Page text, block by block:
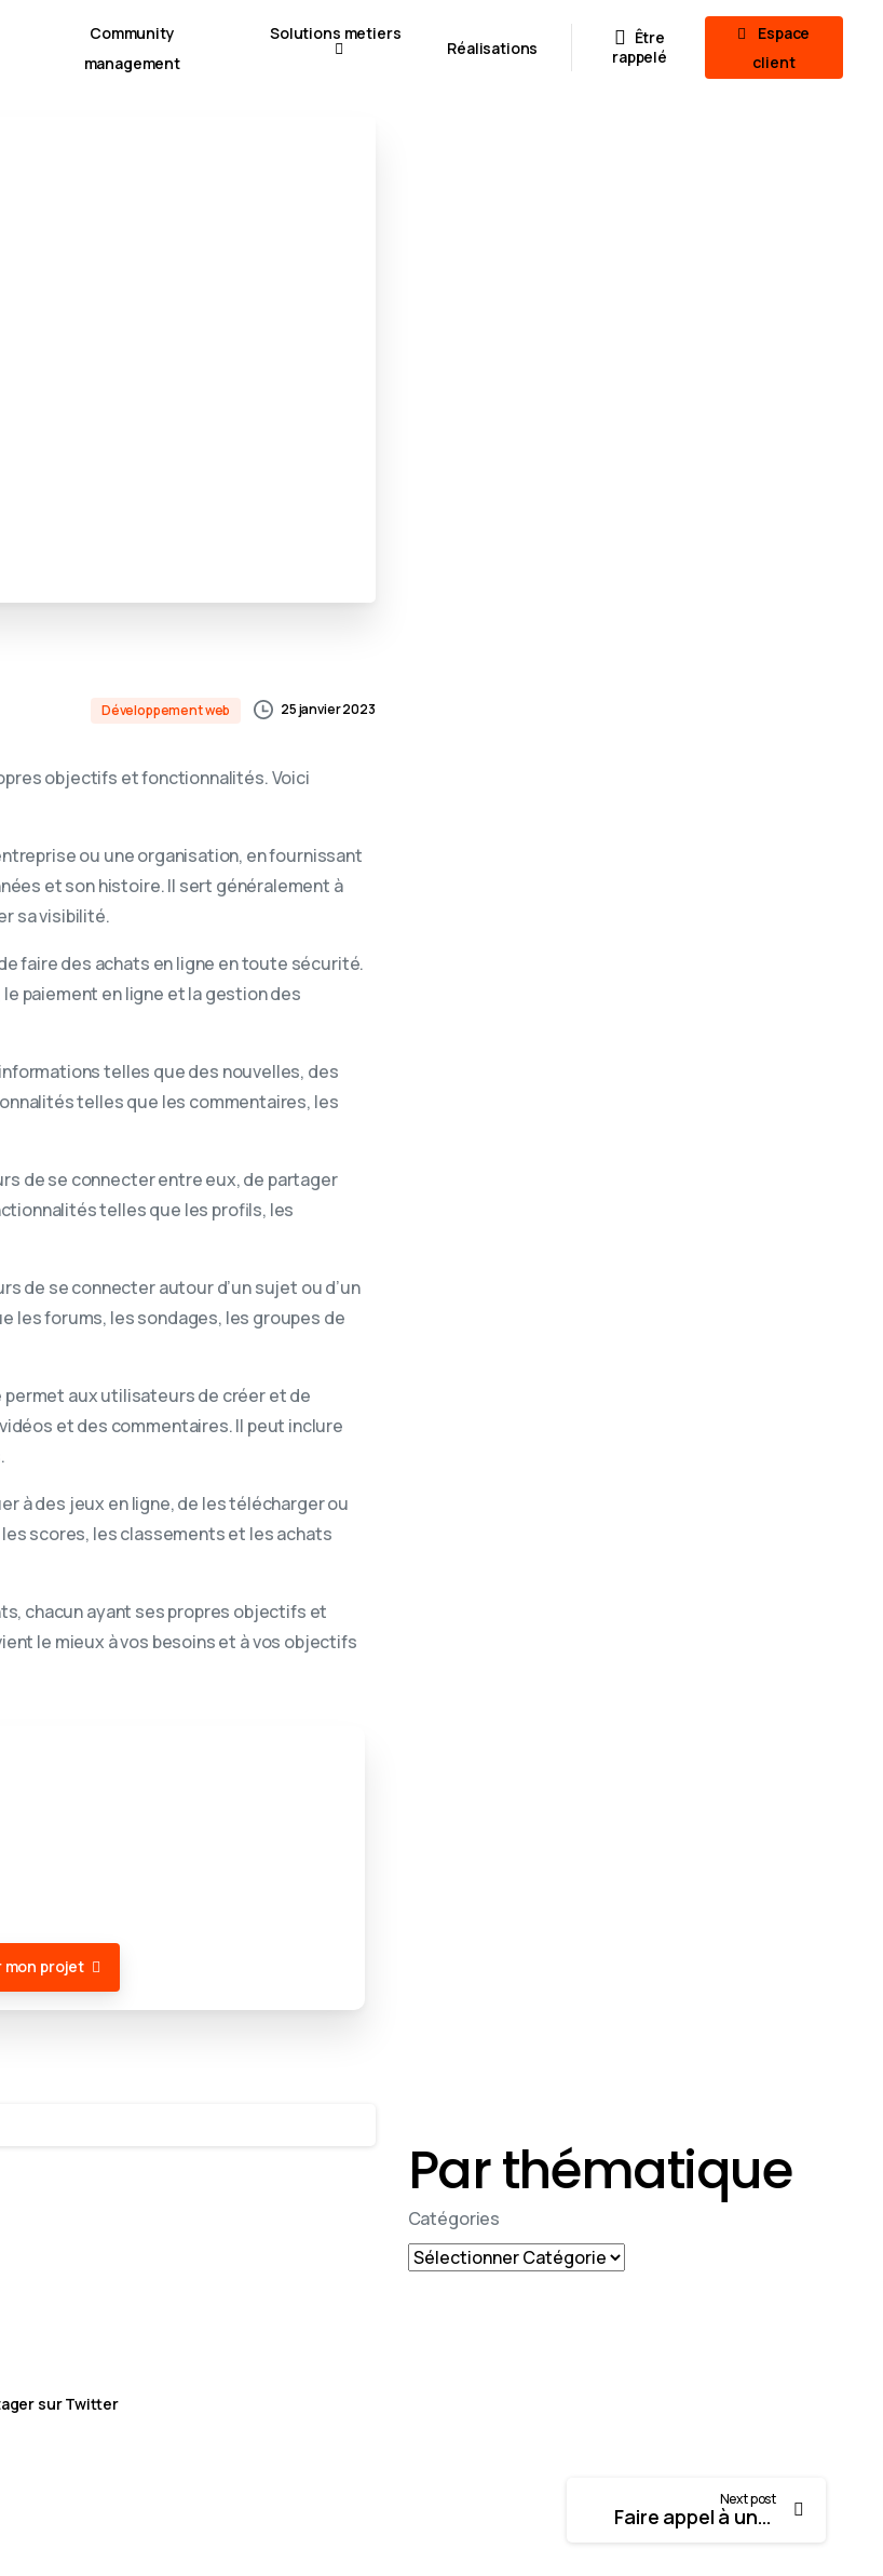
Community
management
Solutions metiers
Réalisations
Être
rappelé
Espace
client
Développement web 25 janvier 2023
objectifs et fonctionnalités. Voici
ou une organisation, en fournissant
et son histoire. Il sert généralement à
sa visibilité.
faire des achats en ligne en toute sécurité.
paiement en ligne et la gestion des
telles que des nouvelles, des
telles que les commentaires, les
de se connecter entre eux, de partager
telles que les profils, les
de se connecter autour d’un sujet ou d’un
les forums, les sondages, les groupes de
aux utilisateurs de créer et de
et des commentaires. Il peut inclure
à des jeux en ligne, de les télécharger ou
scores, les classements et les achats
chacun ayant ses propres objectifs et
le mieux à vos besoins et à vos objectifs
mon projet
sur Twitter
Par thématique
Catégories
Next post
Faire appel à une agence web pour créer un site web en 2023